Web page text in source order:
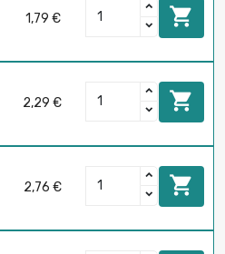
1,79 € 
2,29 € 
2,76 € 